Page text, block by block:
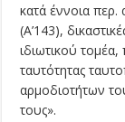
κατά έννοια
(Α’143),
ιδιωτικού
ταυτότητας
αρμοδιοτήτων
τους».